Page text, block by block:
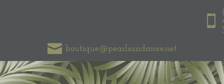

 boutique@pearlsandmore.net